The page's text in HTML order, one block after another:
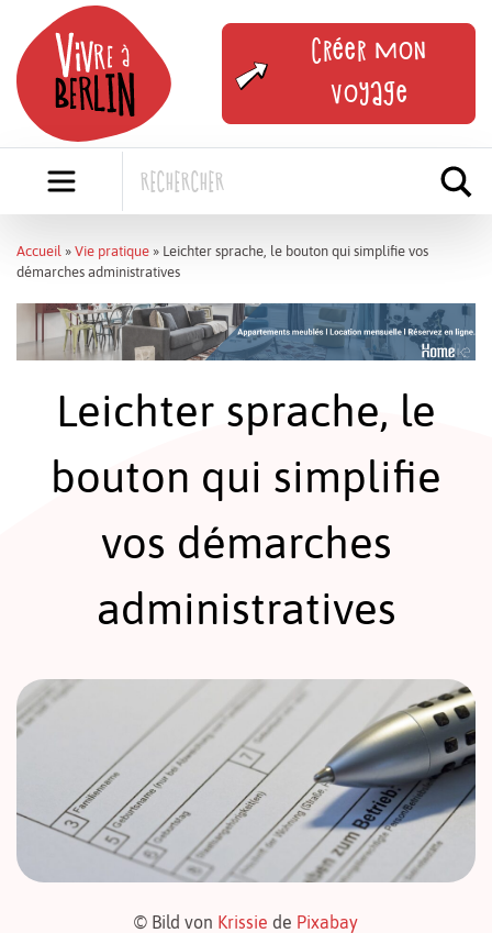
content
Créer mon
voyage
Accueil » Vie pratique » Leichter sprache, le bouton qui simplifie vos
démarches administratives
Leichter sprache, le
bouton qui simplifie
vos démarches
administratives
© Bild von Krissie de Pixabay